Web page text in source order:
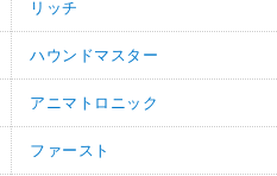
リッチ
ハウンドマスター
アニマトロニック
ファースト